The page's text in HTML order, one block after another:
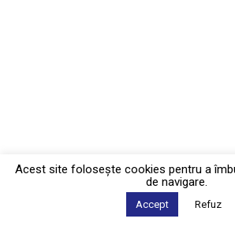
Acest site foloseşte cookies pentru a
de navigare.
Accept Refuz